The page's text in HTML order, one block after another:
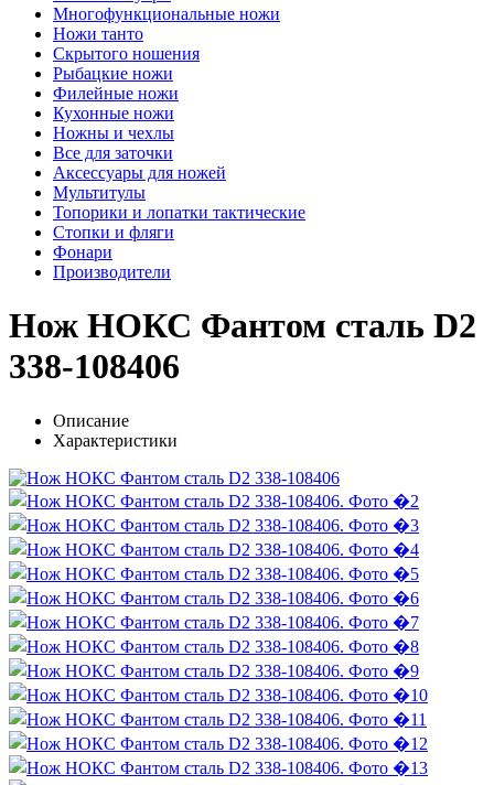
Многофункциональные ножи
Ножи танто
Скрытого ношения
Рыбацкие ножи
Филейные ножи
Кухонные ножи
Ножны и чехлы
Все для заточки
Аксессуары для ножей
Мультитулы
Топорики и лопатки тактические
Стопки и фляги
Фонари
Производители
Нож НОКС Фантом сталь D2
338-108406
Описание
Характеристики